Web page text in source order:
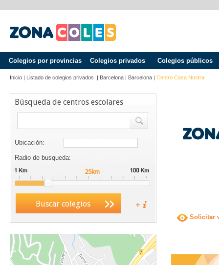
Colegios por provincias Colegios privados Colegios públicos
Inicio | Listado de colegios privados | Barcelona | Barcelona | Centro Casa Nostra
Búsqueda de centros escolares
Ubicación:
Radio de busqueda:
Buscar colegios
Solicitar